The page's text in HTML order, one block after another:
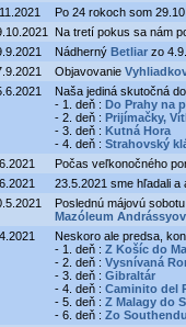
Po 24 rokoch som
Na tretí pokus sa nám
Nádherný Betliar zo
Objavovanie
Naša jediná skutočná
- 1. deň : Do Prahy na
- 2. deň : Prijímačky,
- 3. deň : Kutná Hora
- 4. deň : Strahovský
Počas veľkonočného
23.5.2021 sme hľadali
Poslednú májovú
Mazóleum
Neskoro ale predsa,
- 1. deň : Z Košíc do
- 2. deň : Vysnívaná
- 3. deň : Gibraltár
- 4. deň : Caminito del
- 5. deň : Z Malagy do
- 6. deň : Zo